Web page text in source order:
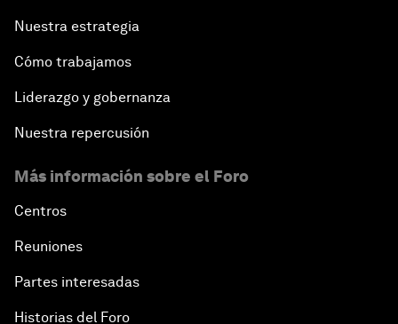
Nuestra estrategia
Cómo trabajamos
Liderazgo y gobernanza
Nuestra repercusión
Más información sobre el Foro
Centros
Reuniones
Partes interesadas
Historias del Foro